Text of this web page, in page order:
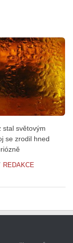
stal světovým
se zrodil hned
REDAKCE